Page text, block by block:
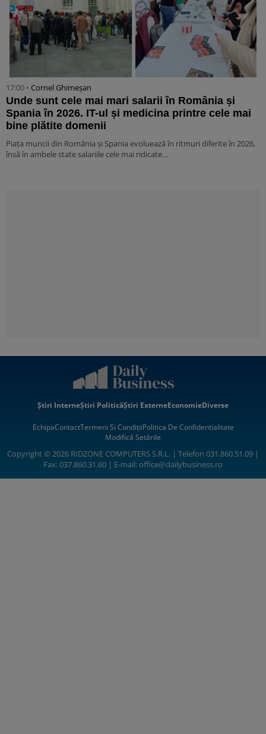
17:00 • Cornel Ghimeșan
Unde sunt cele mai mari salarii în România și
Spania în 2026. IT-ul și medicina printre cele mai
bine plătite domenii
Piața muncii din România și Spania evoluează în ritmuri diferite în 2026,
însă în ambele state salariile cele mai ridicate…
Știri InterneȘtiri PoliticăȘtiri ExterneEconomieDiverse
EchipaContactTermeni Si CondițiiPolitica De Confidentialitate
Modifică Setările
Copyright © 2026 RIDZONE COMPUTERS S.R.L. | Telefon 031.860.51.09 |
Fax: 037.860.31.60 | E-mail:office@dailybusiness.ro